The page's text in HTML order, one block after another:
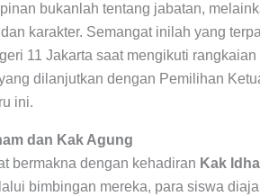
bukanlah tentang jabatan,
karakter. Semangat inilah yang
11 Jakarta saat mengikuti rangkaian
dilanjutkan dengan Pemilihan
ini.
dan Kak Agung
bermakna dengan kehadiran Kak
bimbingan mereka, para siswa